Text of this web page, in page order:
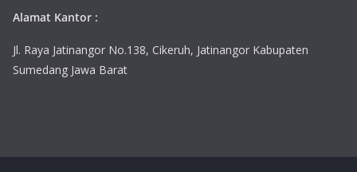
Alamat Kantor :
Jl. Raya Jatinangor No.138, Cikeruh, Jatinangor Kabupaten
Sumedang Jawa Barat